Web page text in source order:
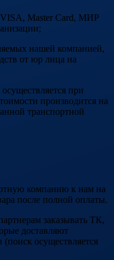
Master Card, МИР
нашей компанией,
от юр лица на
при
производится на
транспортной
компанию к нам на
после полной оплаты.
заказывать ТК,
доставляют
осуществляется